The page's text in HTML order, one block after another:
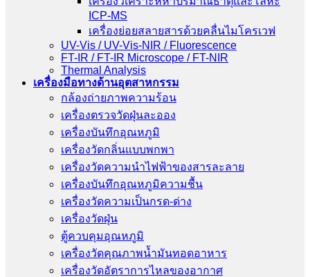
ICP-MS
เครื่องย่อยสลายสารด้วยคลื่นไมโครเวฟ
UV-Vis / UV-Vis-NIR / Fluorescence
FT-IR / FT-IR Microscope / FT-NIR
Thermal Analysis
เครื่องมือทางด้านอุตสาหกรรม
กล้องถ่ายภาพความร้อน
เครื่องตรวจวัดฝุ่นละออง
เครื่องบันทึกอุณหภูมิ
เครื่องวัดกลิ่นแบบพกพา
เครื่องวัดความนําไฟฟ้าของสารละลาย
เครื่องบันทึกอุณหภูมิความชื้น
เครื่องวัดความเป็นกรด-ด่าง
เครื่องวัดฝุ่น
ตู้ควบคุมอุณหภูมิ
เครื่องวัดคุณภาพน้ำมันทอดอาหาร
เครื่องวัดอัตราการไหลของอากาศ